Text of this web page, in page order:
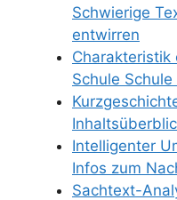
Schwierige
entwirren
Charakteristik
Schule Schule
Intelligenter
Infos zum
Sachtext-